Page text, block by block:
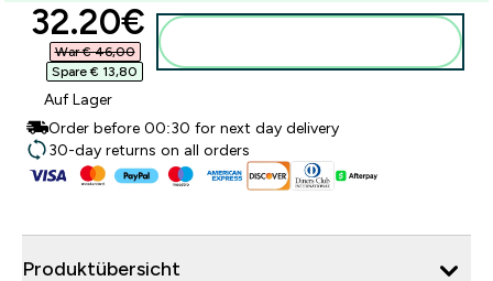
discounted price
32.20€‎
War € 46,00‎
Spare € 13,80‎
Auf Lager
Order before 00:30 for next day delivery
30-day returns on all orders
Produktübersicht